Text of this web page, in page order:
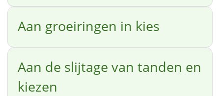
Aan groeiringen in kies
Aan de slijtage van tanden en
kiezen